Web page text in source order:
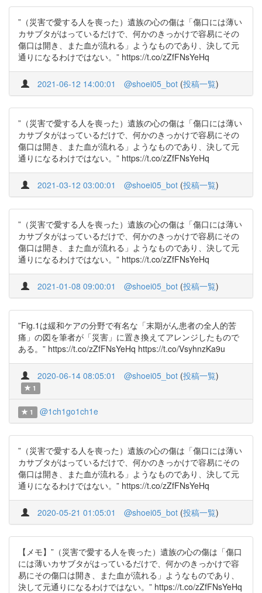
”（災害で愛する人を喪った）遺族の心の傷は「傷口には薄い
カサブタがはっているだけで、何かのきっかけで容易にその
傷口は開き、また血が流れる」ようなものであり、決して元
通りになるわけではない。” https://t.co/zZfFNsYeHq
2021-06-12 14:00:01 @shoei05_bot (投稿一覧)
”（災害で愛する人を喪った）遺族の心の傷は「傷口には薄い
カサブタがはっているだけで、何かのきっかけで容易にその
傷口は開き、また血が流れる」ようなものであり、決して元
通りになるわけではない。” https://t.co/zZfFNsYeHq
2021-03-12 03:00:01 @shoei05_bot (投稿一覧)
”（災害で愛する人を喪った）遺族の心の傷は「傷口には薄い
カサブタがはっているだけで、何かのきっかけで容易にその
傷口は開き、また血が流れる」ようなものであり、決して元
通りになるわけではない。” https://t.co/zZfFNsYeHq
2021-01-08 09:00:01 @shoei05_bot (投稿一覧)
”Fig.1は緩和ケアの分野で有名な「末期がん患者の全人的苦
痛」の図を筆者が「災害」に置き換えてアレンジしたもので
ある。” https://t.co/zZfFNsYeHq https://t.co/VsyhnzKa9u
2020-06-14 08:05:01 @shoei05_bot (投稿一覧)
1
1 @1ch1go1ch1e
”（災害で愛する人を喪った）遺族の心の傷は「傷口には薄い
カサブタがはっているだけで、何かのきっかけで容易にその
傷口は開き、また血が流れる」ようなものであり、決して元
通りになるわけではない。” https://t.co/zZfFNsYeHq
2020-05-21 01:05:01 @shoei05_bot (投稿一覧)
【メモ】”（災害で愛する人を喪った）遺族の心の傷は「傷口
には薄いカサブタがはっているだけで、何かのきっかけで容
易にその傷口は開き、また血が流れる」ようなものであり、
決して元通りになるわけではない。” https://t.co/zZfFNsYeHq